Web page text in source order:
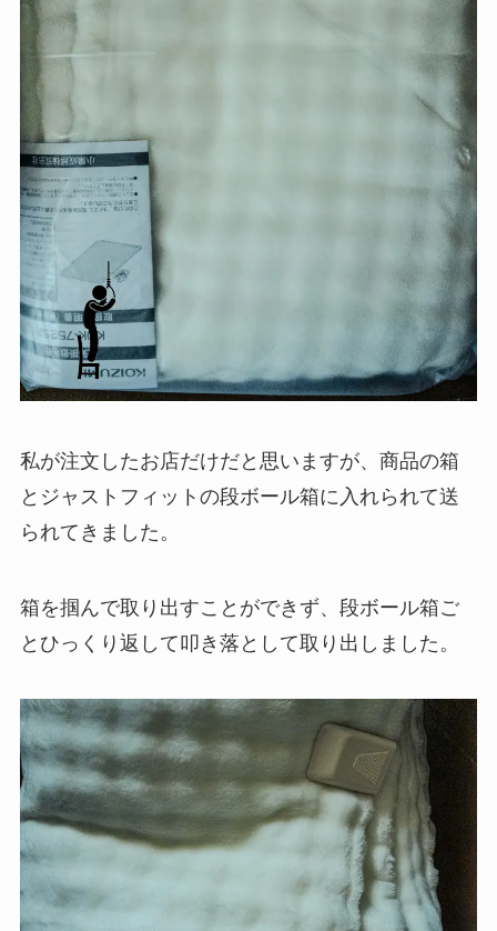
私が注文したお店だけだと思いますが、商品の箱
とジャストフィットの段ボール箱に入れられて送
られてきました。
箱を掴んで取り出すことができず、段ボール箱ご
とひっくり返して叩き落として取り出しました。